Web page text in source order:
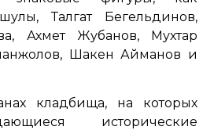
Талгат Бегельдинов,
Ахмет Жубанов, Мухтар
Шакен Айманов и
кладбища, на которых
исторические